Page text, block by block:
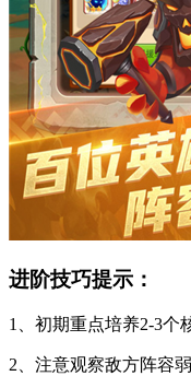
进阶技巧提示：
1、初期重点培养2-3个
2、注意观察敌方阵容